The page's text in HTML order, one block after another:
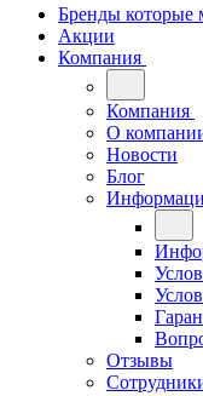
Бренды которые
Акции
Компания
Компания
О
Новости
Блог
Отзывы